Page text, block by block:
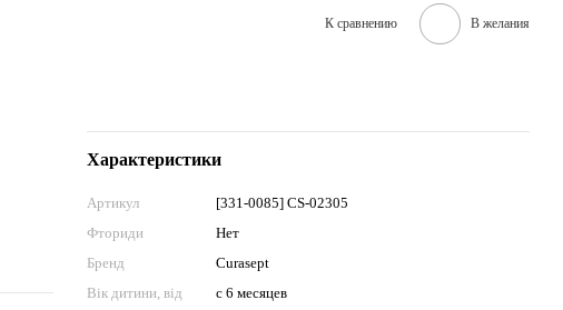
К сравнению В желания
Характеристики
Артикул
[331-0085] CS-02305
Фториди
Нет
Бренд
Curasept
Вік дитини, від
с 6 месяцев